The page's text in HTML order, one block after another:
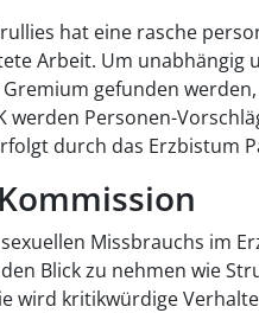
hat eine rasche
Arbeit. Um
gefunden
werden Personen-
durch das Erzbistum
Missbrauchs im
Blick zu nehmen wie
wird kritikwürdige